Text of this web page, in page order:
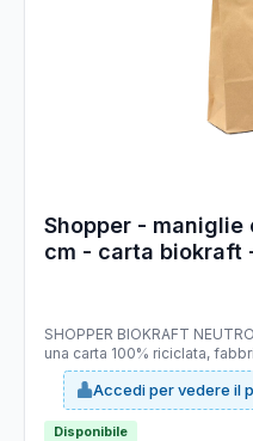
Shopper - maniglie
cm - carta biokraft
SHOPPER BIOKRAFT
una carta 100% riciclata,
selezionati di altissima
prodotto e di colorazione; è
COMPOSTABILE.
da 90gr.
Accedi per vedere il
Disponibile